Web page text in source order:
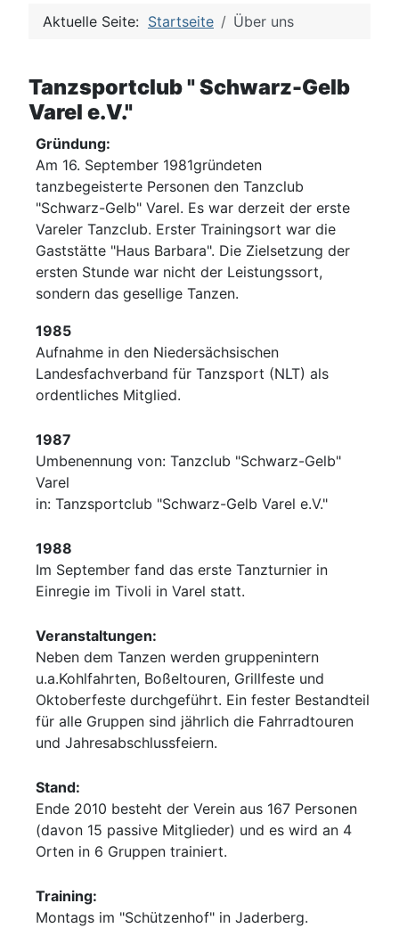
Aktuelle Seite: Startseite Über uns
Tanzsportclub " Schwarz-Gelb
Varel e.V."
Gründung:
Am 16. September 1981gründeten
tanzbegeisterte Personen den Tanzclub
"Schwarz-Gelb" Varel. Es war derzeit der erste
Vareler Tanzclub. Erster Trainingsort war die
Gaststätte "Haus Barbara". Die Zielsetzung der
ersten Stunde war nicht der Leistungssort,
sondern das gesellige Tanzen.
1985
Aufnahme in den Niedersächsischen
Landesfachverband für Tanzsport (NLT) als
ordentliches Mitglied.
1987
Umbenennung von: Tanzclub "Schwarz-Gelb"
Varel
in: Tanzsportclub "Schwarz-Gelb Varel e.V."
1988
Im September fand das erste Tanzturnier in
Einregie im Tivoli in Varel statt.
Veranstaltungen:
Neben dem Tanzen werden gruppenintern
u.a.Kohlfahrten, Boßeltouren, Grillfeste und
Oktoberfeste durchgeführt. Ein fester Bestandteil
für alle Gruppen sind jährlich die Fahrradtouren
und Jahresabschlussfeiern.
Stand:
Ende 2010 besteht der Verein aus 167 Personen
(davon 15 passive Mitglieder) und es wird an 4
Orten in 6 Gruppen trainiert.
Training:
Montags im "Schützenhof" in Jaderberg.